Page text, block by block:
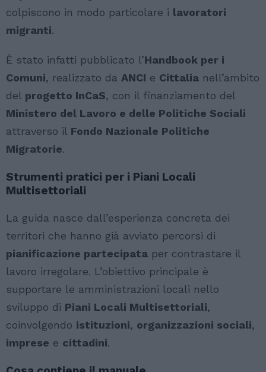
colpiscono in modo particolare i lavoratori
migranti.
È stato infatti pubblicato l’Handbook per i
Comuni, realizzato da ANCI e Cittalia nell’ambito
del progetto InCaS, con il finanziamento del
Ministero del Lavoro e delle Politiche Sociali
attraverso il Fondo Nazionale Politiche
Migratorie.
Strumenti pratici per i Piani Locali
Multisettoriali
La guida nasce dall’esperienza concreta dei
territori che hanno già avviato percorsi di
pianificazione partecipata per contrastare il
lavoro irregolare. L’obiettivo principale è
supportare le amministrazioni locali nello
sviluppo di Piani Locali Multisettoriali,
coinvolgendo istituzioni, organizzazioni sociali,
imprese e cittadini.